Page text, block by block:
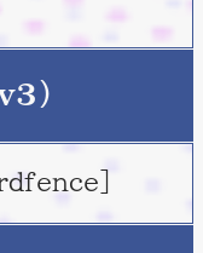
v3)